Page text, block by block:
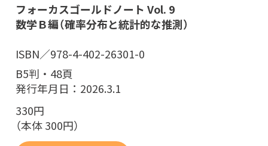
フォーカスゴールドノート Vol. 9
数学Ｂ編（確率分布と統計的な推測）
ISBN／978-4-402-26301-0
B5判・48頁
発行年月日：2026.3.1
330円
（本体 300円）